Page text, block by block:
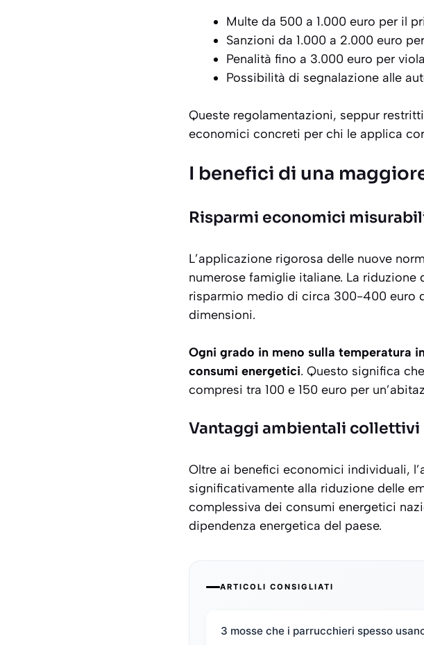
Multe da 500 a 1.000 euro per il
Sanzioni da 1.000 a 2.000 euro
Penalità fino a 3.000 euro per
Possibilità di segnalazione alle
Queste regolamentazioni, seppur
economici concreti per chi le applica
I benefici di una
Risparmi economici
L’applicazione rigorosa delle nuove
numerose famiglie italiane. La riduzione
risparmio medio di circa 300-400 euro
dimensioni.
Ogni grado in meno sulla temperatura
consumi energetici. Questo significa
compresi tra 100 e 150 euro per
Vantaggi ambientali collettivi
Oltre ai benefici economici individuali,
significativamente alla riduzione delle
complessiva dei consumi energetici
dipendenza energetica del paese.
ARTICOLI CONSIGLIATI
3 mosse che i parrucchieri spesso